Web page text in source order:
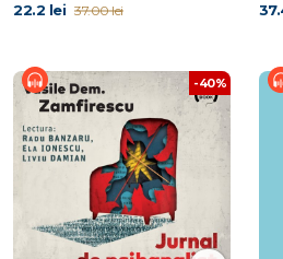
22.2 lei 37.00 lei
-40%